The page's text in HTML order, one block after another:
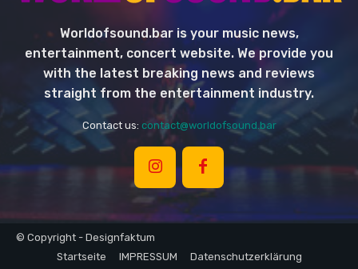
Worldofsound.bar is your music news,
entertainment, concert website. We provide you
with the latest breaking news and reviews
straight from the entertainment industry.
Contact us: contact@worldofsound.bar
© Copyright - Designfaktum
Startseite
IMPRESSUM Datenschutzerklärung